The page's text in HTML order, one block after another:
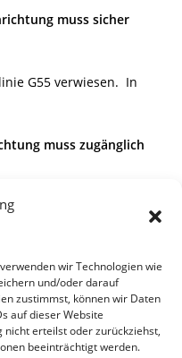
wir Technologien wie
und/oder darauf
zustimmst, können wir Daten
auf dieser Website
erteilst oder zurückziehst,
beeinträchtigt werden.
muss sicher
G55 verwiesen. In
muss zugänglich
deren
für den ein
erfor-
von Wien-Gas zugemutet